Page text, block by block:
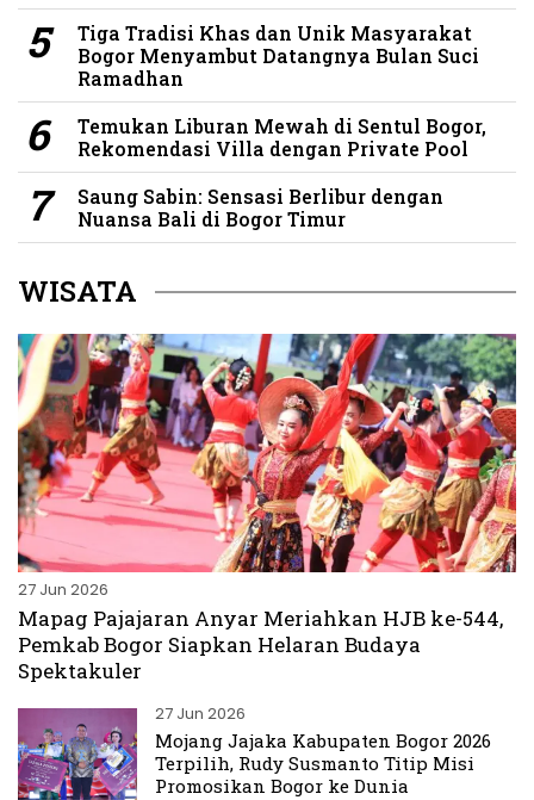
Tiga Tradisi Khas dan Unik Masyarakat
Bogor Menyambut Datangnya Bulan Suci
Ramadhan
Temukan Liburan Mewah di Sentul Bogor,
Rekomendasi Villa dengan Private Pool
Saung Sabin: Sensasi Berlibur dengan
Nuansa Bali di Bogor Timur
WISATA
27 Jun 2026
Mapag Pajajaran Anyar Meriahkan HJB ke-544,
Pemkab Bogor Siapkan Helaran Budaya
Spektakuler
27 Jun 2026
Mojang Jajaka Kabupaten Bogor 2026
Terpilih, Rudy Susmanto Titip Misi
Promosikan Bogor ke Dunia